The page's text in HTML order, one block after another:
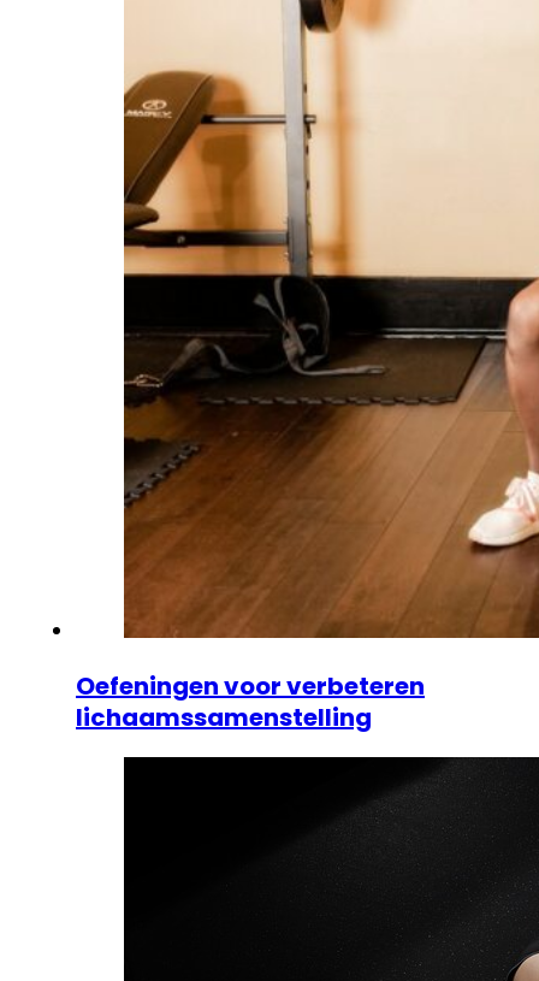
Oefeningen voor verbeteren
lichaamssamenstelling